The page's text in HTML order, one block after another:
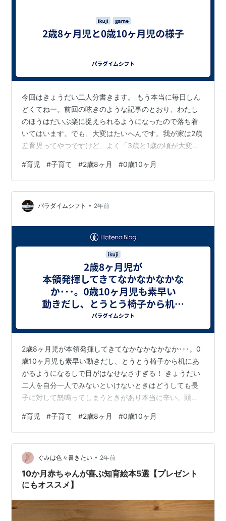
今回はきょうだい二人分書きます。 もう本当に毎日しん
どくてねー。前回の呟きのような記事のとおり、わたし
のほうはだいぶ楽に捉えられるようになったので落ち着
いてはいます。でも、大変はたいへんです。我が家は2歳
差育児ってやつですけど、よく「3歳と1歳の頃が大変だ
ている次第です（今さらって感じですが･･･）。なんてっ
たってイヤイヤ期と赤ちゃんですからね。そりゃー大変
だ。 長子（2歳8ヶ月） 現在、イヤイヤ期ピークなのかも
しれないなー、と思っています。言葉でただ「やだ」ば
#育児 #子育て #2歳8ヶ月 #0歳10ヶ月
パラダイムシフト • 2年前
2歳8ヶ月児が本領発揮してきてなかなかなかなか･･･。0
歳10ヶ月児も素早い動きだし、とうとう椅子から机にあ
がるようになるしで目がはなせなさすぎる！ きょうだい
二人を自分一人でみないといけないときはどうしても長
子に対して怒鳴ってしまうときがあり本当に辛い。頭で
に出てしまう。声を荒げたところで効果はないんですけ
どね。むしろ助長させているという。ときどき「ママ、
困らないで」と言ってくるときがあり、意味などは分か
っていないような気がしますがドキッとはしますねこ
れ。 というわけで、最近は心の余裕がないよーという話
でした。
#育児 #子育て #2歳8ヶ月 #0歳10ヶ月
ぐみは色々書きたい • 2年前
10か月赤ちゃんが喜ぶ知育絵本5選【プレゼント
にもオススメ】